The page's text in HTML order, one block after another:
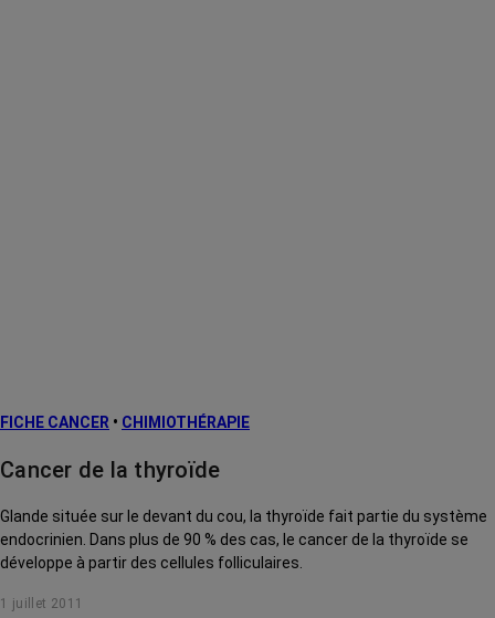
FICHE CANCER • CHIMIOTHÉRAPIE
Cancer de la thyroïde
Glande située sur le devant du cou, la thyroïde fait partie du système
endocrinien. Dans plus de 90 % des cas, le cancer de la thyroïde se
développe à partir des cellules folliculaires.
1 juillet 2011